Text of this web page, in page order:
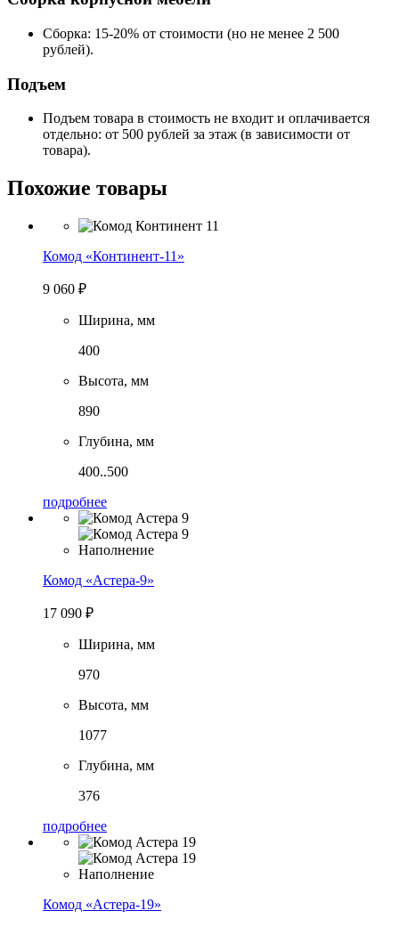
Сборка: 15-20% от стоимости (но не менее 2 500
рублей).
Подъем
Подъем товара в стоимость не входит и оплачивается
отдельно: от 500 рублей за этаж (в зависимости от
товара).
Похожие товары
Комод «Континент-11»
9 060 ₽
Ширина, мм
400
Высота, мм
890
Глубина, мм
400..500
подробнее
Комод «Астера-9»
17 090 ₽
Ширина, мм
970
Высота, мм
1077
Глубина, мм
376
подробнее
Комод «Астера-19»